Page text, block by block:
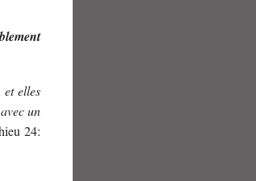
elles
un
24: